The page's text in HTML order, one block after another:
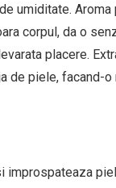
umiditate.
corpul, da o
placere.
de piele, facand-
improspateaza